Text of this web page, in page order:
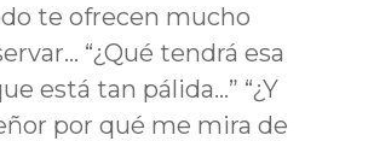
te ofrecen mucho
“¿Qué tendrá esa
está tan pálida…” “¿Y
por qué me mira de